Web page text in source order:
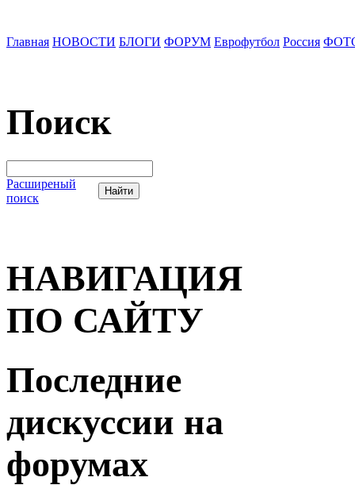
Главная НОВОСТИ БЛОГИ ФОРУМ Еврофутбол Россия
Поиск
Расширеный
поиск
НАВИГАЦИЯ
ПО САЙТУ
Последние
дискуссии на
форумах